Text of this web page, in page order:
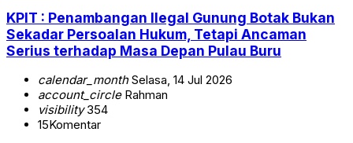
KPIT : Penambangan Ilegal Gunung Botak Bukan
Sekadar Persoalan Hukum, Tetapi Ancaman
Serius terhadap Masa Depan Pulau Buru
calendar_monthSelasa, 14 Jul 2026
account_circleRahman
visibility354
15Komentar